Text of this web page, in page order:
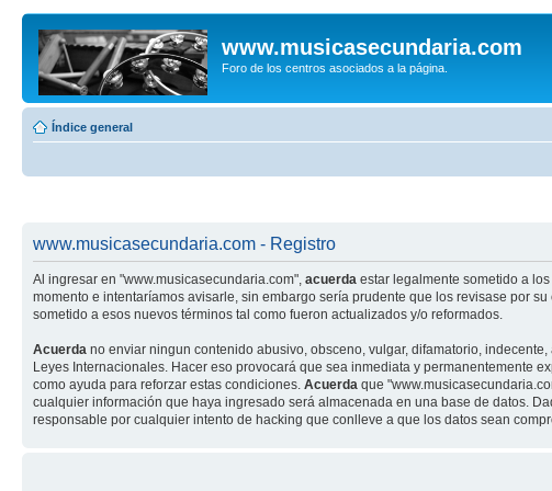
www.musicasecundaria.com
Foro de los centros asociados a la página.
Índice general
www.musicasecundaria.com - Registro
Al ingresar en "www.musicasecundaria.com", acuerda estar legalmente sometido a
momento e intentaríamos avisarle, sin embargo sería prudente que los revisase por
sometido a esos nuevos términos tal como fueron actualizados y/o reformados.
Acuerda no enviar ningun contenido abusivo, obsceno, vulgar, difamatorio,
Leyes Internacionales. Hacer eso provocará que sea inmediata y permanentemente
como ayuda para reforzar estas condiciones. Acuerda que
cualquier información que haya ingresado será almacenada en una base de datos.
responsable por cualquier intento de hacking que conlleve a que los datos sean